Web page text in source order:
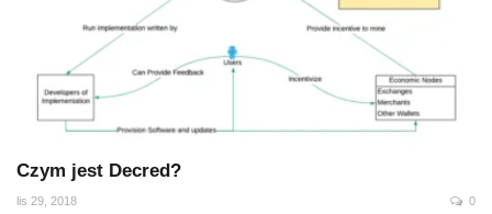
Czym jest Decred?
lis 29, 2018 0